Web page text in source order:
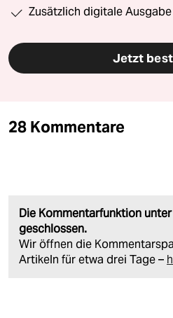
Zusätzlich digitale
Jetzt
28 Kommentare
Die Kommentarfunktion
geschlossen.
Wir öffnen die
Artikeln für etwa drei Tage –